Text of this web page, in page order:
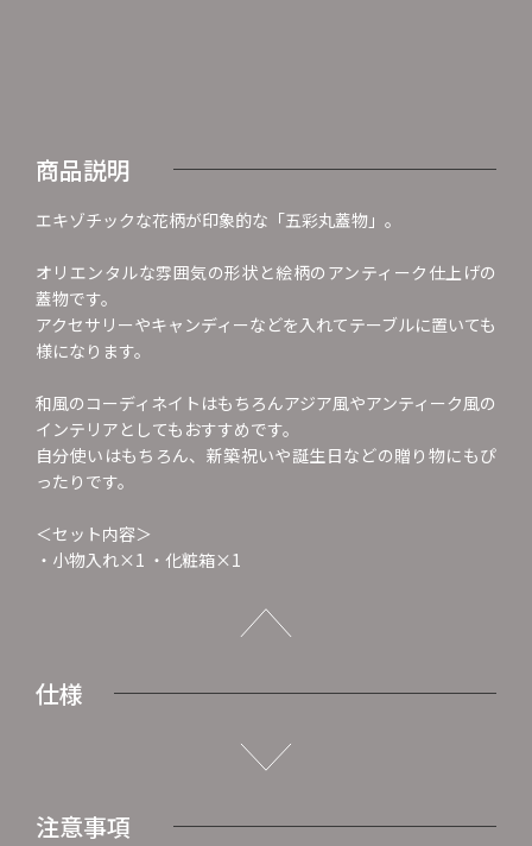
商品説明
エキゾチックな花柄が印象的な「五彩丸蓋物」。
オリエンタルな雰囲気の形状と絵柄のアンティーク仕上げの
蓋物です。
アクセサリーやキャンディーなどを入れてテーブルに置いても
様になります。
和風のコーディネイトはもちろんアジア風やアンティーク風の
インテリアとしてもおすすめです。
自分使いはもちろん、新築祝いや誕生日などの贈り物にもぴ
ったりです。
＜セット内容＞
・小物入れ×1 ・化粧箱×1
仕様
注意事項